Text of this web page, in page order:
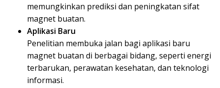
memungkinkan prediksi dan peningkatan sifat
magnet buatan.
Aplikasi Baru
Penelitian membuka jalan bagi aplikasi baru
magnet buatan di berbagai bidang, seperti energi
terbarukan, perawatan kesehatan, dan teknologi
informasi.